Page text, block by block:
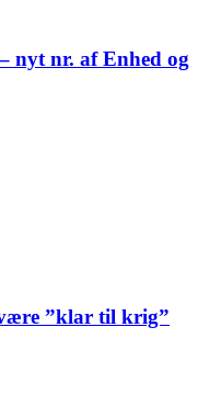
nyt nr. af Enhed og
”klar til krig”